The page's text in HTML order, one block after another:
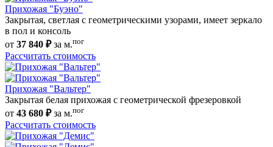
Прихожая "Буэно"
Закрытая, светлая с геометрическими узорами, имеет зеркало
в пол и консоль
от 37 840 ₽за м.пог
Рассчитать стоимость
Прихожая "Вальтер"
Закрытая белая прихожая с геометрической фрезеровкой
от 43 680 ₽за м.пог
Рассчитать стоимость